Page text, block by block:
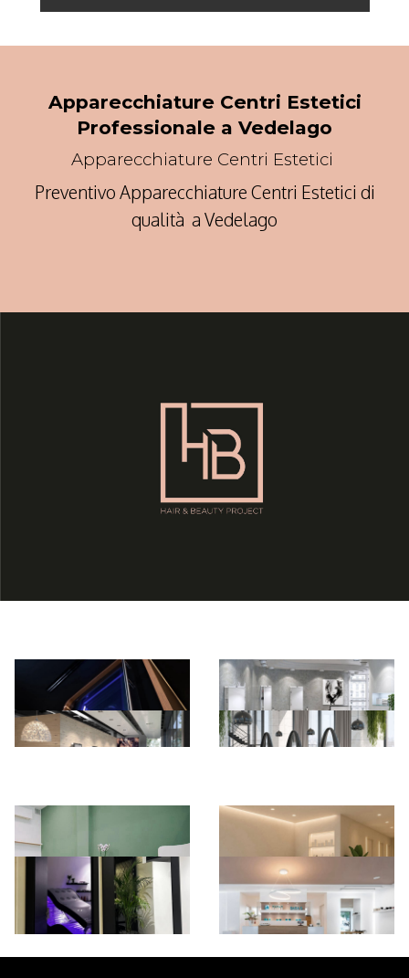
Apparecchiature Centri Estetici
Professionale a Vedelago
Apparecchiature Centri Estetici
Preventivo Apparecchiature Centri Estetici di
qualità a Vedelago